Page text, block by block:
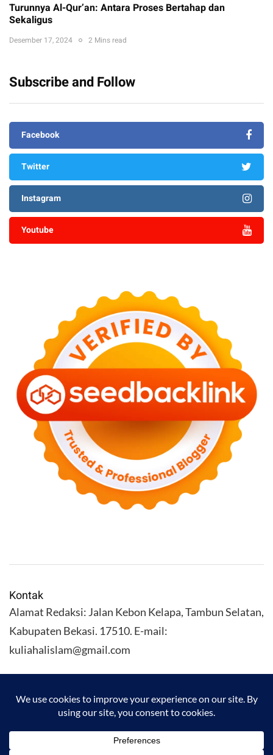
Turunnya Al-Qur’an: Antara Proses Bertahap dan
Sekaligus
Desember 17, 2024 2 Mins read
Subscribe and Follow
Facebook
Twitter
Instagram
Youtube
Kontak
Alamat Redaksi: Jalan Kebon Kelapa, Tambun Selatan,
Kabupaten Bekasi. 17510. E-mail:
kuliahalislam@gmail.com
KULIAHALISLAM.COM Copyright (C) 2026